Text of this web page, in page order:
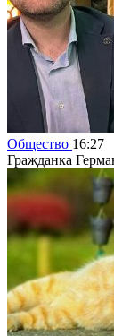
Общество 16:27
Гражданка